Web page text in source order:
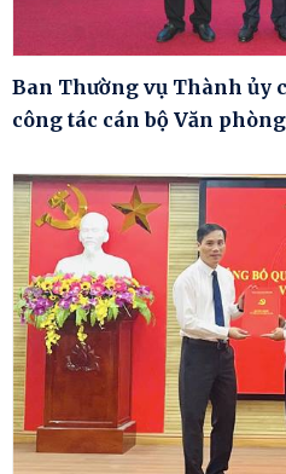
Ban Thường vụ Thành ủy
công tác cán bộ Văn